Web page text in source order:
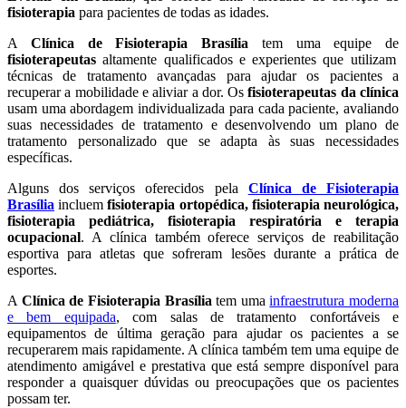
fisioterapia para pacientes de todas as idades.
A Clínica de Fisioterapia Brasília tem uma equipe de
fisioterapeutas altamente qualificados e experientes que utilizam
técnicas de tratamento avançadas para ajudar os pacientes a
recuperar a mobilidade e aliviar a dor. Osfisioterapeutas da clínica
usam uma abordagem individualizada para cada paciente, avaliando
suas necessidades de tratamento e desenvolvendo um plano de
tratamento personalizado que se adapta às suas necessidades
específicas.
Alguns dos serviços oferecidos pela Clínica de Fisioterapia
Brasília incluemfisioterapia ortopédica, fisioterapia neurológica,
fisioterapia pediátrica, fisioterapia respiratória e terapia
ocupacional. A clínica também oferece serviços de reabilitação
esportiva para atletas que sofreram lesões durante a prática de
esportes.
A Clínica de Fisioterapia Brasília tem umainfraestrutura moderna
e bem equipada, com salas de tratamento confortáveis e
equipamentos de última geração para ajudar os pacientes a se
recuperarem mais rapidamente. A clínica também tem uma equipe de
atendimento amigável e prestativa que está sempre disponível para
responder a quaisquer dúvidas ou preocupações que os pacientes
possam ter.